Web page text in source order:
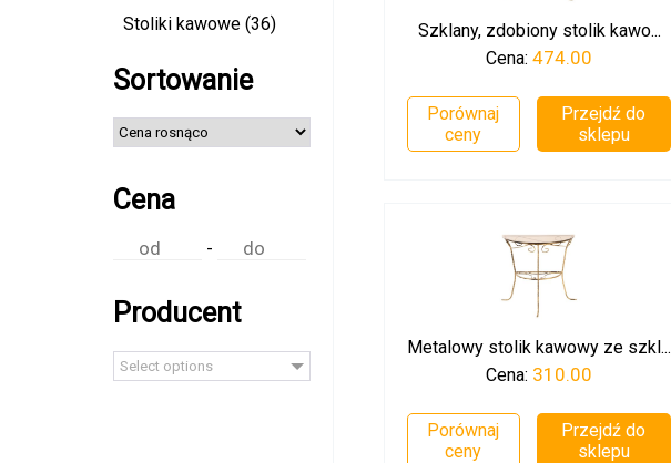
Stoliki kawowe (36)
Sortowanie
Cena
-
Producent
Select options
Szklany, zdobiony stolik kawo...
Cena: 474.00
Porównaj
ceny
Przejdź do
sklepu
Metalowy stolik kawowy ze szkl...
Cena: 310.00
Porównaj
ceny
Przejdź do
sklepu